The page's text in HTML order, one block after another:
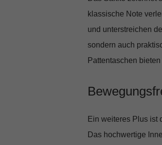
klassische Note
und unterstreichen
sondern auch
Pattentaschen
Ein weiteres Plus ist
Das hochwertige